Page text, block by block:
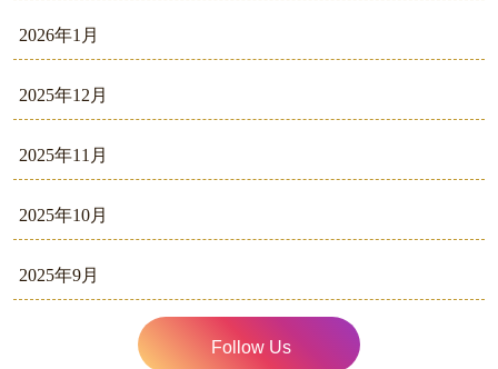
2026年1月
2025年12月
2025年11月
2025年10月
2025年9月
Follow Us